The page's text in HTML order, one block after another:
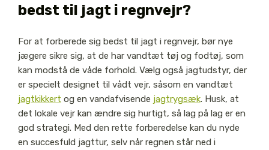
bedst til jagt i regnvejr?
For at forberede sig bedst til jagt i regnvejr, bør nye
jægere sikre sig, at de har vandtæt tøj og fodtøj, som
kan modstå de våde forhold. Vælg også jagtudstyr, der
er specielt designet til vådt vejr, såsom en vandtæt
jagtkikkert og en vandafvisende jagtrygsæk. Husk, at
det lokale vejr kan ændre sig hurtigt, så lag på lag er en
god strategi. Med den rette forberedelse kan du nyde
en succesfuld jagttur, selv når regnen står ned i